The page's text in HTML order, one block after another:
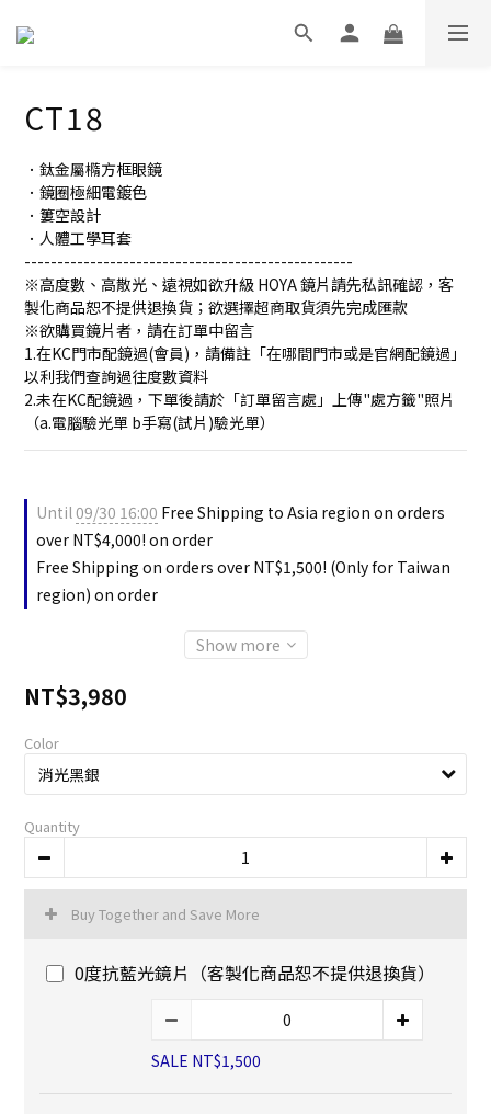
CT18
．鈦金屬橢方框眼鏡
．鏡圈極細電鍍色
．簍空設計
．人體工學耳套
--------------------------------------------------
※高度數、高散光、遠視如欲升級 HOYA 鏡片請先私訊確認，客
製化商品恕不提供退換貨；欲選擇超商取貨須先完成匯款
※欲購買鏡片者，請在訂單中留言
1.在KC門市配鏡過(會員)，請備註「在哪間門市或是官網配鏡過」
以利我們查詢過往度數資料
2.未在KC配鏡過，下單後請於「訂單留言處」上傳"處方籤"照片
（a.電腦驗光單 b手寫(試片)驗光單）
Until09/30 16:00 Free Shipping to Asia region on orders
over NT$4,000! on order
Free Shipping on orders over NT$1,500! (Only for Taiwan
region) on order
Show more
NT$3,980
Color
Quantity
Buy Together and Save More
0度抗藍光鏡片（客製化商品恕不提供退換貨）
SALE NT$1,500